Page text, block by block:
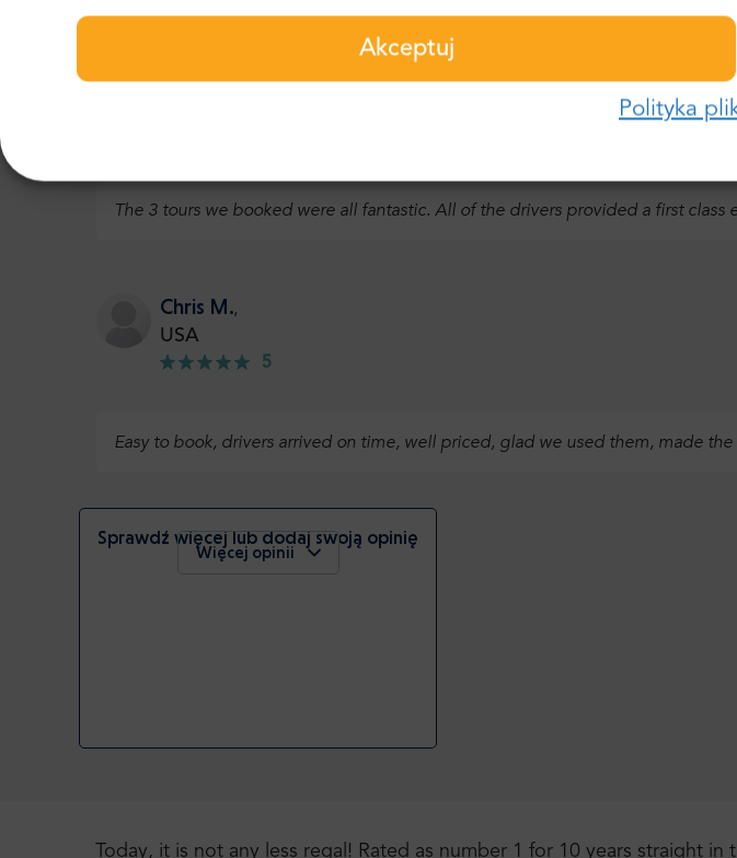
Akceptuj
Polityka
Dominic,
The 3 tours we booked were all fantastic. All of the drivers provided a first
Chris M.,
USA
5
Easy to book, drivers arrived on time, well priced, glad we used them, made the
Sprawdź więcej lub dodaj swoją opinię
Więcej opinii
Today, it is not any less regal! Rated as number 1 for 10 years straight